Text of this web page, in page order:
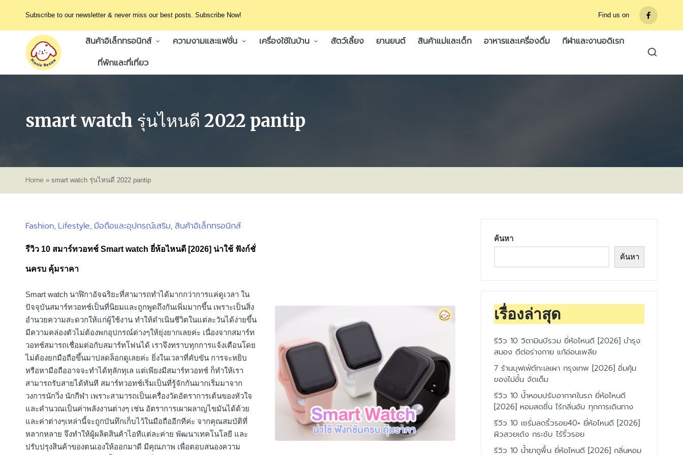
Subscribe to our newsletter & never miss our best posts. Subscribe Now! Find us on
รายการ
เมนู
สินค้าอิเล็กทรอนิกส์ ความงามและแฟชั่น เครื่องใช้ในบ้าน สัตว์เลี้ยง ยานยนต์ สินค้าแม่และเด็ก อาหารและเครื่องดื่ม
กีฬาและงานอดิเรก
ที่พักและที่เที่ยว
smart watch รุ่นไหนดี 2022 pantip
Home » smart watch รุ่นไหนดี 2022 pantip
Posted
Fashion Lifestyle มือถือและอุปกรณ์เสริม สินค้าอิเล็กทรอนิกส์
รีวิว 10 สมาร์ทวอทช์ Smart watch ยี่ห้อไหนดี [2026] น่าใช้ ฟังก์ชั่
นครบ คุ้มราคา
Smart watch นาฬิกาอัจฉริยะที่สามารถทำได้มากกว่าการแค่ดูเวลา ใน
ปัจจุบันสมาร์ทวอทช์เป็นที่นิยมและถูกพูดถึงกันเพิ่มมากขึ้น เพราะเป็นสิ่ง
อำนวยความสะดวกให้แก่ผู้ใช้งาน ทำให้ดำเนินชีวิตในแต่ละวันได้ง่ายขึ้น
มีความคล่องตัวไม่ต้องพกอุปกรณ์ต่างๆให้ยุ่งยากเลยค่ะ เนื่องจากสมาร์ท
วอทช์สมารถเชื่อมต่อกับสมาร์ทโฟนได้ เราจึงทราบทุกการแจ้งเตือนโดย
ไม่ต้องยกมือถือขึ้นมาปลดล็อกดูเลยค่ะ ยิ่งในเวลาที่คับขัน การจะหยิบ
หรือหามือถืออาจจะทำได้ทุลักทุเล แต่เพียงมีสมาร์ทวอทช์ ก็ทำให้เรา
สามารถรับสายได้ทันที สมาร์ทวอทช์เริ่มเป็นที่รู้จักกันมากเริ่มมาจาก
วงการนักวิ่ง นักกีฬา เพราะสามารถเป็นเครื่องวัดอัตราการเต้นของหัวใจ
และคำนวณเป็นค่าพลังงานต่างๆ เช่น อัตราการเผาผลาญไขมันได้ด้วย
และค่าต่างๆเหล่านี้จะถูกบันทึกเก็บไว้ในมือถืออีกทีค่ะ จากคุณสมบัติที่
หลากหลาย จึงทำให้ผู้ผลิตสินค้าไอทีแต่ละค่าย พัฒนาเทคโนโลยี และ
ปรับปรุงสินค้าของตนเองให้ออกมาดี มีคุณภาพ เพื่อตอบสนองความ
ค้นหา
ค้นหา
เรื่องล่าสุด
รีวิว 10 วิตามินบีรวม ยี่ห้อไหนดี [2026] บำรุง
สมอง ดีต่อร่างกาย แก้อ่อนเพลีย
7 ร้านบุฟเฟ่ต์ทะเลเผา กรุงเทพ [2026] อิ่มคุ้ม
ของไม่อั้น จัดเต็ม
รีวิว 10 น้ำหอมปรับอากาศในรถ ยี่ห้อไหนดี
[2026] หอมสดชื่น ไร้กลิ่นอับ ทุกการเดินทาง
รีวิว 10 เซรั่มลดริ้วรอย40+ ยี่ห้อไหนดี [2026]
ผิวสวยเด้ง กระชับ ไร้ริ้วรอย
รีวิว 10 น้ำยาถูพื้น ยี่ห้อไหนดี [2026] กลิ่นหอม